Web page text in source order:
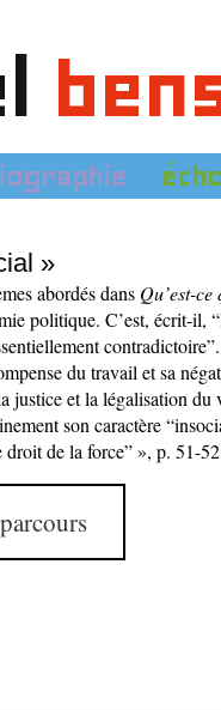
»
abordés dans Qu’est-
politique. C’est, écrit-il,
du travail et sa
justice et la légalisation
son caractère
droit de la force” », p. 51-